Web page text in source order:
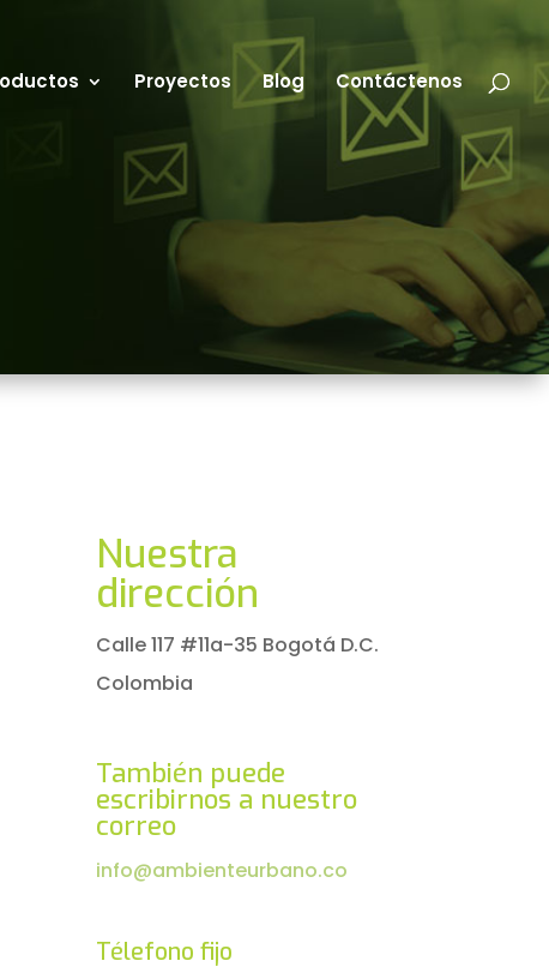
Proyectos Blog Contáctenos
Nuestra
dirección
Calle 117 #11a-35 Bogotá D.C.
Colombia
También puede
escribirnos a nuestro
correo
info@ambienteurbano.co
Télefono fijo